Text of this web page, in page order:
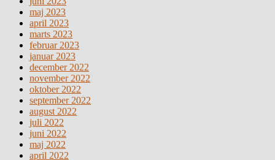
maj 2023
april 2023
marts 2023
februar 2023
januar 2023
december 2022
november 2022
oktober 2022
september 2022
august 2022
juli 2022
juni 2022
maj 2022
april 2022